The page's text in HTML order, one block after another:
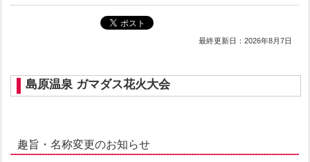
最終更新日：2026年8月7日
島原温泉 ガマダス花火大会
趣旨・名称変更のお知らせ